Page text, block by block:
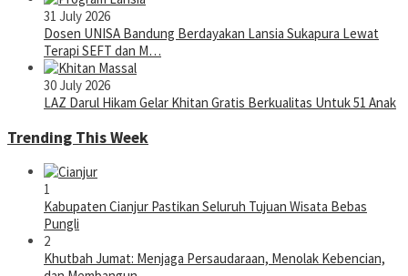
31 July 2026
Dosen UNISA Bandung Berdayakan Lansia Sukapura Lewat
Terapi SEFT dan M…
30 July 2026
LAZ Darul Hikam Gelar Khitan Gratis Berkualitas Untuk 51 Anak
Trending This Week
1
Kabupaten Cianjur Pastikan Seluruh Tujuan Wisata Bebas
Pungli
2
Khutbah Jumat: Menjaga Persaudaraan, Menolak Kebencian,